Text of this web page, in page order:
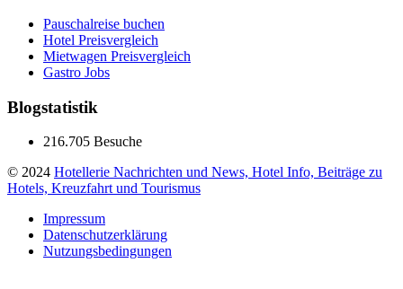
Pauschalreise buchen
Hotel Preisvergleich
Mietwagen Preisvergleich
Gastro Jobs
Blogstatistik
216.705 Besuche
© 2024 Hotellerie Nachrichten und News, Hotel Info, Beiträge zu
Hotels, Kreuzfahrt und Tourismus
Impressum
Datenschutzerklärung
Nutzungsbedingungen